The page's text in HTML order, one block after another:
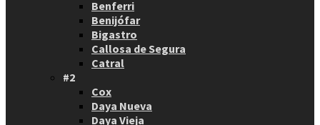
Benferri
Benijófar
Bigastro
Callosa de Segura
Catral
#2
Cox
Daya Nueva
Daya Vieja